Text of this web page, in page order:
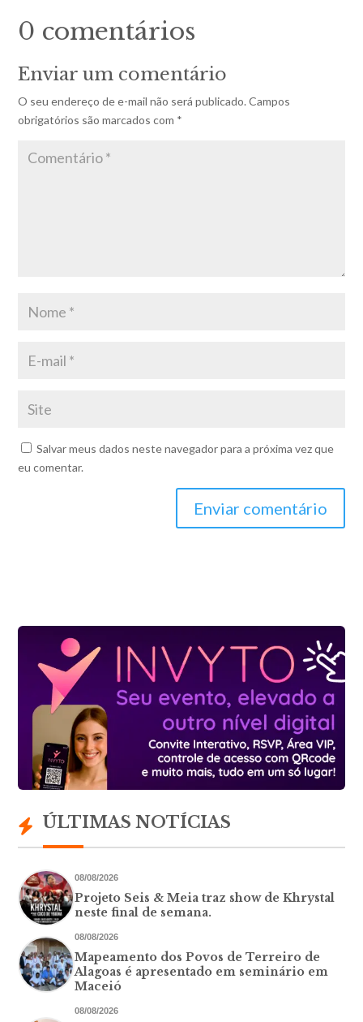
0 comentários
Enviar um comentário
O seu endereço de e-mail não será publicado. Campos
obrigatórios são marcados com *
Salvar meus dados neste navegador para a próxima vez que
eu comentar.
Enviar comentário
ÚLTIMAS NOTÍCIAS
08/08/2026
Projeto Seis & Meia traz show de Khrystal
neste final de semana.
08/08/2026
Mapeamento dos Povos de Terreiro de
Alagoas é apresentado em seminário em
Maceió
08/08/2026